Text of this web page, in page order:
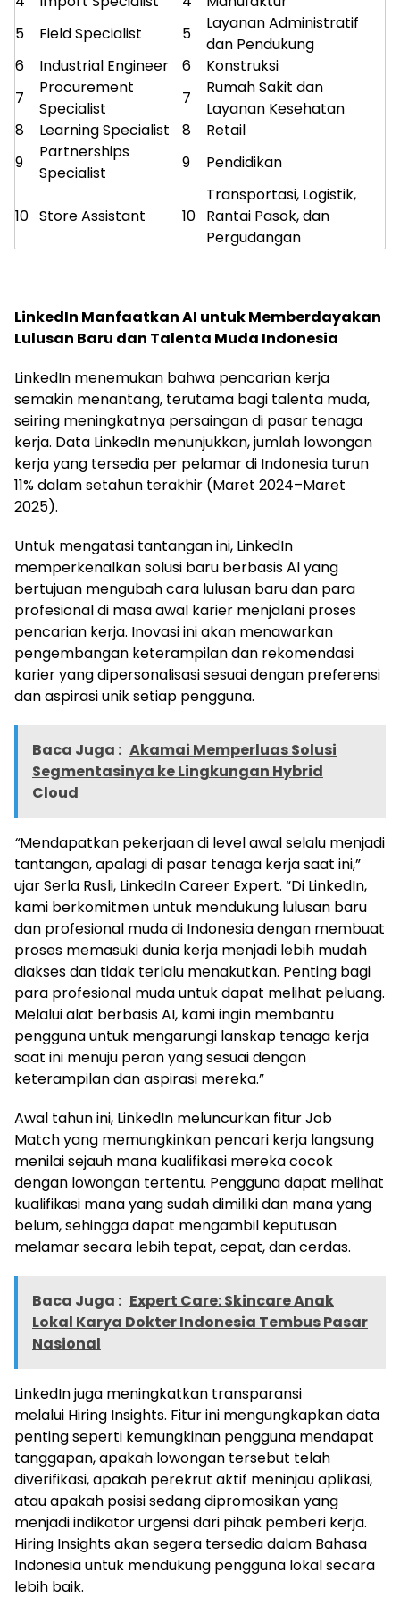
5
Field Specialist 5
Layanan Administratif
dan Pendukung
6
Industrial Engineer 6
Konstruksi
7
Procurement
Specialist
7
Rumah Sakit dan
Layanan Kesehatan
8
Learning Specialist 8
Retail
9
Partnerships
Specialist
9 Pendidikan
10 Store Assistant 10
Transportasi, Logistik,
Rantai Pasok, dan
Pergudangan
LinkedIn Manfaatkan AI untuk Memberdayakan
Lulusan Baru dan Talenta Muda Indonesia
LinkedIn menemukan bahwa pencarian kerja
semakin menantang, terutama bagi talenta muda,
seiring meningkatnya persaingan di pasar tenaga
kerja. Data LinkedIn menunjukkan, jumlah lowongan
kerja yang tersedia per pelamar di Indonesia turun
11% dalam setahun terakhir (Maret 2024–Maret
2025).
Untuk mengatasi tantangan ini, LinkedIn
memperkenalkan solusi baru berbasis AI yang
bertujuan mengubah cara lulusan baru dan para
profesional di masa awal karier menjalani proses
pencarian kerja. Inovasi ini akan menawarkan
pengembangan keterampilan dan rekomendasi
karier yang dipersonalisasi sesuai dengan preferensi
dan aspirasi unik setiap pengguna.
Baca Juga : Akamai Memperluas Solusi
Segmentasinya ke Lingkungan Hybrid
Cloud
“Mendapatkan pekerjaan di level awal selalu menjadi
tantangan, apalagi di pasar tenaga kerja saat ini,”
ujarSerla Rusli, LinkedIn Career Expert. “Di LinkedIn,
kami berkomitmen untuk mendukung lulusan baru
dan profesional muda di Indonesia dengan membuat
proses memasuki dunia kerja menjadi lebih mudah
diakses dan tidak terlalu menakutkan. Penting bagi
para profesional muda untuk dapat melihat peluang.
Melalui alat berbasis AI, kami ingin membantu
pengguna untuk mengarungi lanskap tenaga kerja
saat ini menuju peran yang sesuai dengan
keterampilan dan aspirasi mereka.”
Awal tahun ini, LinkedIn meluncurkan fitur Job
Match yang memungkinkan pencari kerja langsung
menilai sejauh mana kualifikasi mereka cocok
dengan lowongan tertentu. Pengguna dapat melihat
kualifikasi mana yang sudah dimiliki dan mana yang
belum, sehingga dapat mengambil keputusan
melamar secara lebih tepat, cepat, dan cerdas.
Baca Juga : Expert Care: Skincare Anak
Lokal Karya Dokter Indonesia Tembus Pasar
Nasional
LinkedIn juga meningkatkan transparansi
melalui Hiring Insights. Fitur ini mengungkapkan data
penting seperti kemungkinan pengguna mendapat
tanggapan, apakah lowongan tersebut telah
diverifikasi, apakah perekrut aktif meninjau aplikasi,
atau apakah posisi sedang dipromosikan yang
menjadi indikator urgensi dari pihak pemberi kerja.
Hiring Insights akan segera tersedia dalam Bahasa
Indonesia untuk mendukung pengguna lokal secara
lebih baik.